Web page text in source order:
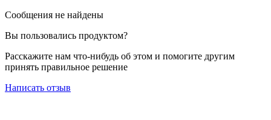
Сообщения не найдены
Вы пользовались продуктом?
Расскажите нам что-нибудь об этом и помогите другим
принять правильное решение
Написать отзыв